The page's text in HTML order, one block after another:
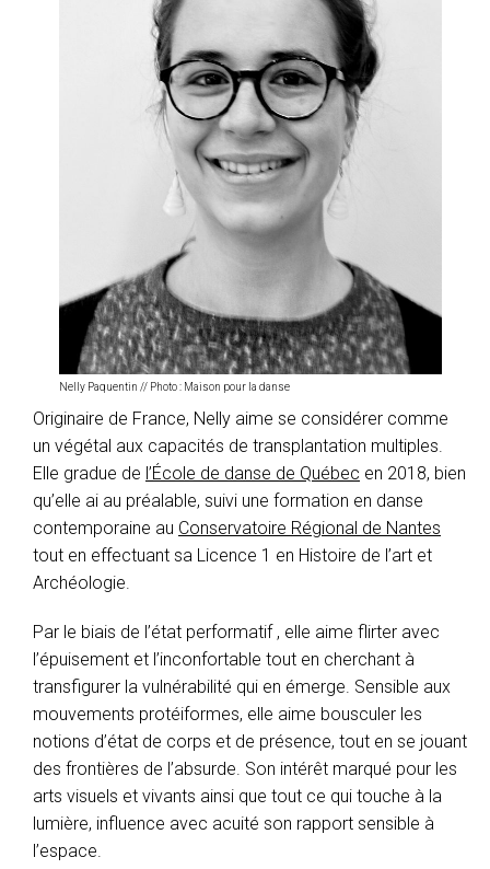
Nelly Paquentin // Photo : Maison pour la danse
Originaire de France, Nelly aime se considérer comme
un végétal aux capacités de transplantation multiples.
Elle gradue de l’École de danse de Québec en 2018, bien
qu’elle ai au préalable, suivi une formation en danse
contemporaine au Conservatoire Régional de Nantes
tout en effectuant sa Licence 1 en Histoire de l’art et
Archéologie.
Par le biais de l’état performatif , elle aime flirter avec
l’épuisement et l’inconfortable tout en cherchant à
transfigurer la vulnérabilité qui en émerge. Sensible aux
mouvements protéiformes, elle aime bousculer les
notions d’état de corps et de présence, tout en se jouant
des frontières de l’absurde. Son intérêt marqué pour les
arts visuels et vivants ainsi que tout ce qui touche à la
lumière, influence avec acuité son rapport sensible à
l’espace.